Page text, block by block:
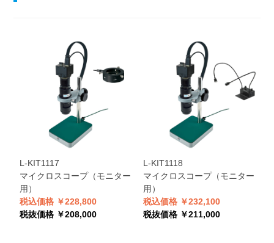
L-KIT1117
マイクロスコープ（モニター
用）
税込価格 ￥228,800
税抜価格 ￥208,000
L-KIT1118
マイクロスコープ（モニター
用）
税込価格 ￥232,100
税抜価格 ￥211,000